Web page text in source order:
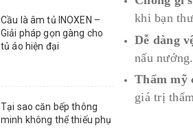
khi bạn
Dễ dàng
nấu
Thẩm mỹ
giá trị
Cầu là âm tủ INOXEN –
Giải pháp gọn gàng cho
tủ áo hiện đại
Tại sao căn bếp thông
minh không thể thiếu phụ